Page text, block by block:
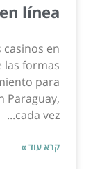
línea
en
las formas
para
Paraguay,
cada vez...
קרא עוד »